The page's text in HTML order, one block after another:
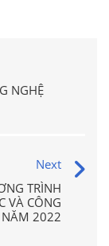
NGHỆ
Next
TRÌNH
VÀ CÔNG
NĂM 2022